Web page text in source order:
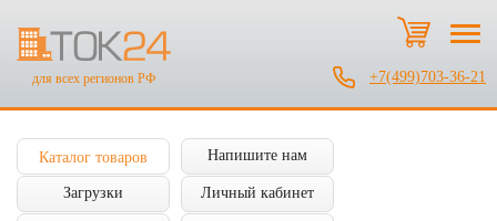
для всех регионов РФ +7(499)703-36-21
Каталог товаров Напишите нам
Загрузки Личный кабинет